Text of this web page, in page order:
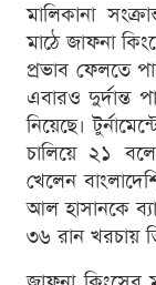
মালিকানা
মাঠে জাফনা
প্রভাব ফেলতে
এবারও দুর্দান্ত
নিয়েছে।
চালিয়ে ২১
খেলেন
আল হাসানকে
৩৬ রান খরচায়